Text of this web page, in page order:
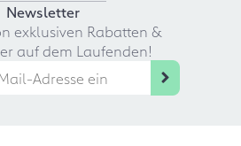
Newsletter
exklusiven Rabatten &
auf dem Laufenden!